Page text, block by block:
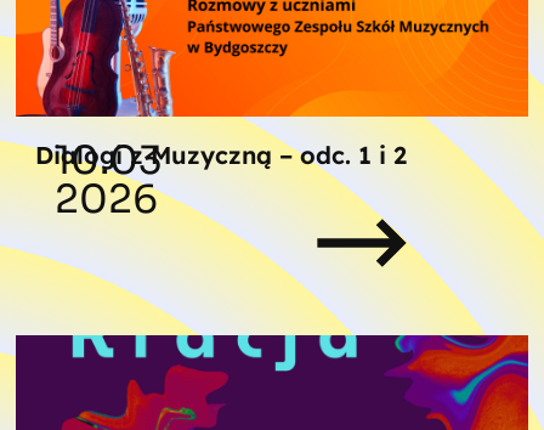
Dialogi z Muzyczną – odc. 1 i 2
10.03
2026